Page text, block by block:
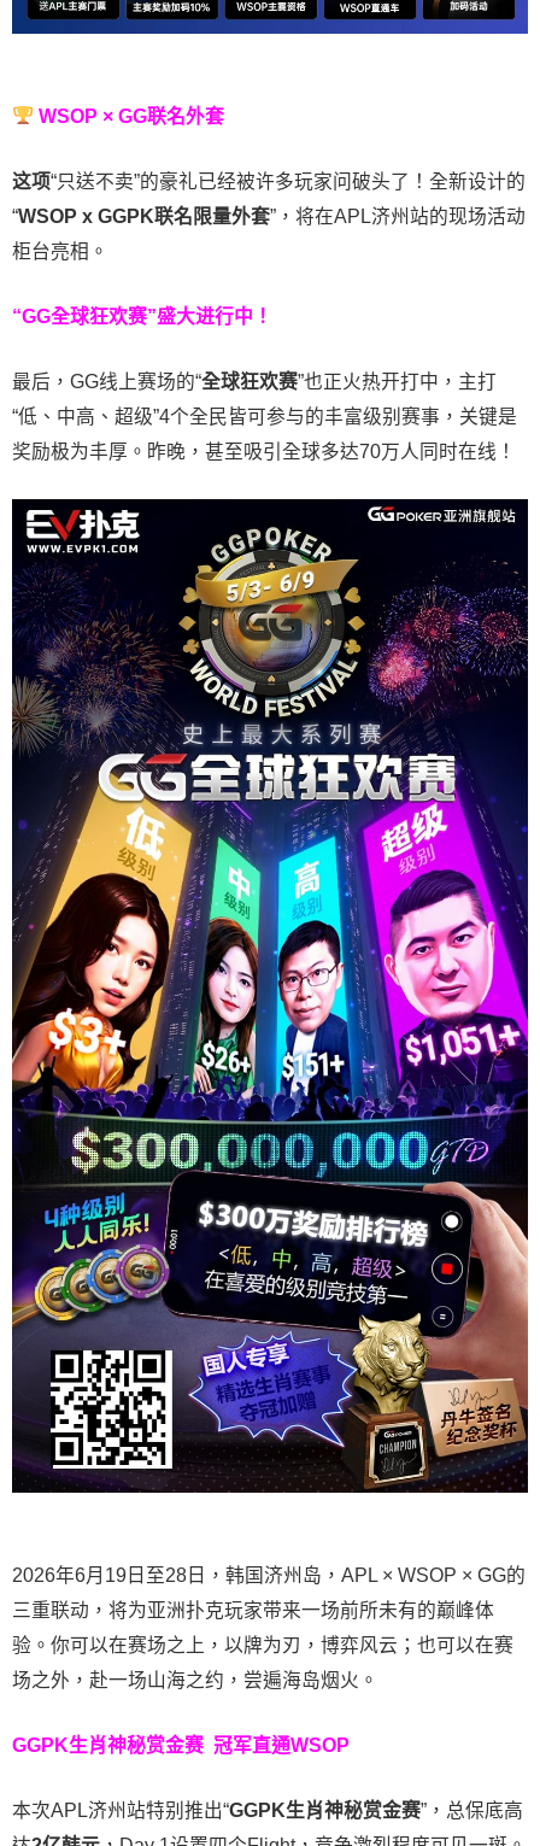
WSOP × GG联名外套
这项“只送不卖”的豪礼已经被许多玩家问破头了！全新设计的
“WSOP x GGPK联名限量外套”，将在APL济州站的现场活动
柜台亮相。
“GG全球狂欢赛”盛大进行中！
最后，GG线上赛场的“全球狂欢赛”也正火热开打中，主打
“低、中高、超级”4个全民皆可参与的丰富级别赛事，关键是
奖励极为丰厚。 昨晚，甚至吸引全球多达70万人同时在线！
2026年6月19日至28日，韩国济州岛，APL × WSOP × GG的
三重联动，将为亚洲扑克玩家带来一场前所未有的巅峰体
验。 你可以在赛场之上，以牌为刃，博弈风云；也可以在赛
场之外，赴一场山海之约，尝遍海岛烟火。
GGPK生肖神秘赏金赛 冠军直通WSOP
本次APL济州站特别推出“GGPK生肖神秘赏金赛”，总保底高